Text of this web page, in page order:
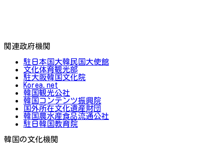
関連政府機関
駐日本国大韓民国大使館
文化体育観光部
駐大阪韓国文化院
Korea.net
韓国観光公社
韓国コンテンツ振興院
国外所在文化遺産財団
韓国農水産食品流通公社
駐日韓国教育院
韓国の文化機関